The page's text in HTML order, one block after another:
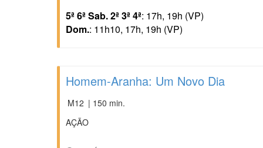
5ª 6ª Sab. 2ª 3ª 4ª: 17h, 19h (VP)
Dom.: 11h10, 17h, 19h (VP)
Homem-Aranha: Um Novo Dia
M12 | 150 min.
AÇÃO